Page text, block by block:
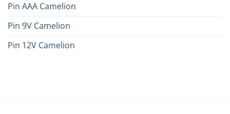
Pin AAA Camelion
Pin 9V Camelion
Pin 12V Camelion